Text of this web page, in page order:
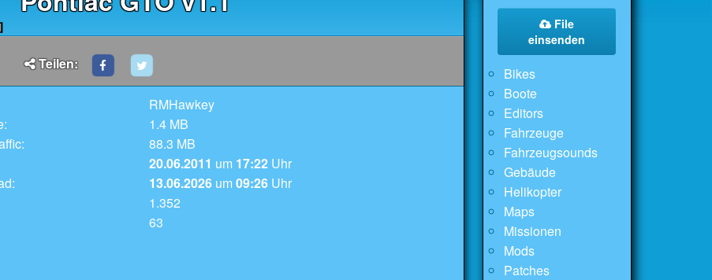
Teilen:
RMHawkey
1.4 MB
88.3 MB
20.06.2011 um 17:22Uhr
13.06.2026um09:26Uhr
1.352
63
File
einsenden
Bikes
Boote
Editors
Fahrzeuge
Fahrzeugsounds
Gebäude
Helikopter
Maps
Missionen
Mods
Patches